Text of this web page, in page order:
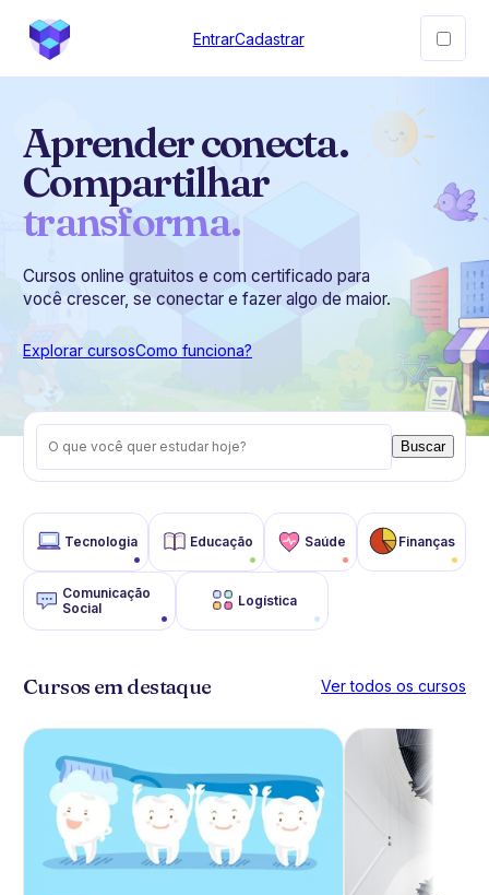
EntrarCadastrar
Aprender conecta.
Compartilhar
transforma.
Cursos online gratuitos e com certificado para
você crescer, se conectar e fazer algo de maior.
Explorar cursosComo funciona?
Buscar
Tecnologia Educação Saúde Finanças
Comunicação
Social
Logística
Cursos em destaque Ver todos os cursos